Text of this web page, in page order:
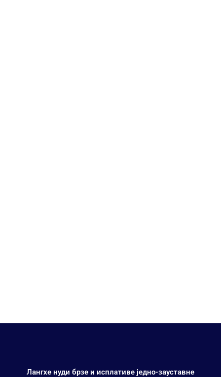
Лангхе нуди брзе и исплативе једно-зауставне